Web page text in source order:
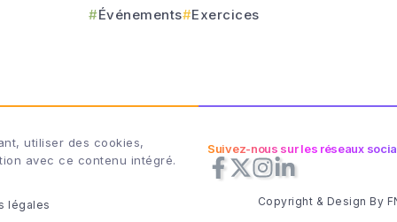
Événements
Exercices
utiliser des cookies,
avec ce contenu intégré.
légales
Suivez-nous sur les réseaux
Copyright & Design By